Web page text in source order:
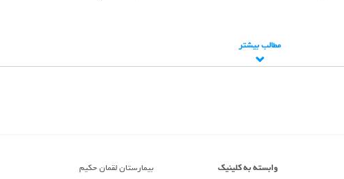
مطالب بیشتر
وابسته به کلینیک
بيمارستان لقمان حکيم